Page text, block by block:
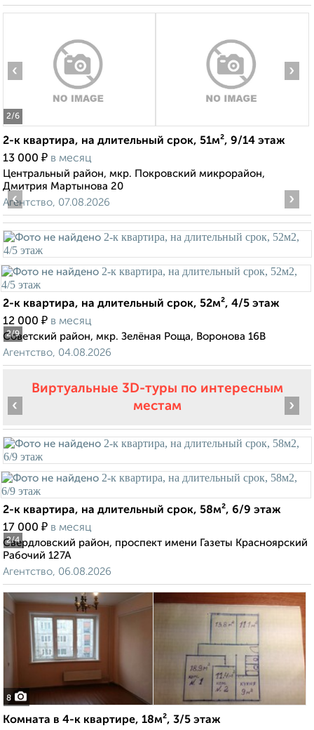
2/6
‹ ›
2-к квартира, на длительный срок, 51м², 9/14 этаж
13 000 ₽ в месяц
Центральный район, мкр. Покровский микрорайон,
Дмитрия Мартынова 20
Агентство, 07.08.2026
2/9
‹ ›
2-к квартира, на длительный срок, 52м², 4/5 этаж
12 000 ₽ в месяц
Советский район, мкр. Зелёная Роща, Воронова 16В
Агентство, 04.08.2026
Виртуальные 3D-туры по интересным
местам
2/4
‹ ›
2-к квартира, на длительный срок, 58м², 6/9 этаж
17 000 ₽ в месяц
Свердловский район, проспект имени Газеты Красноярский
Рабочий 127А
Агентство, 06.08.2026
8
Комната в 4-к квартире, 18м², 3/5 этаж